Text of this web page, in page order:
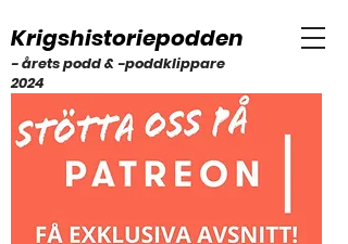
Krigshistoriepodden
- årets podd & -poddklippare
2024